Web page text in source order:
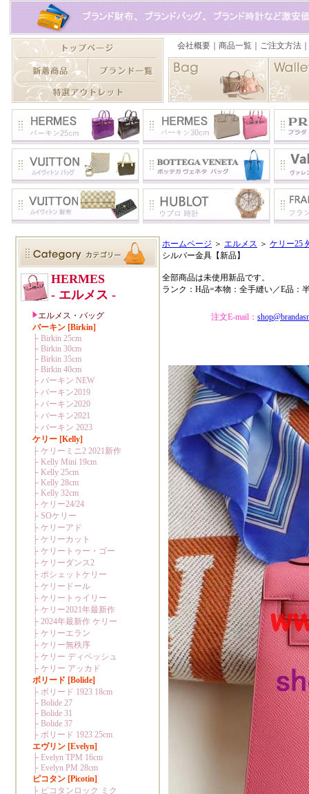
ホームページ ＞ エルメス ＞ ケリー25
シルバー金具【新品】
全部商品は未使用新品です。
ランク：H品=本物：全手縫い／E品：
注文E-mail：